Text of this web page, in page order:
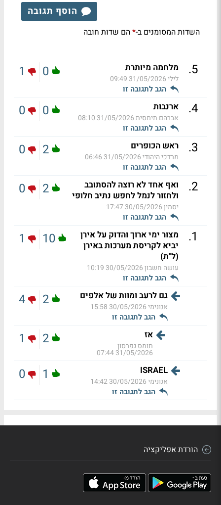
הוסף תגובה
השדות המסומנים ב-*הם שדות חובה
5
. מלחמה מיותרת
לילי31/05/2026 09:49
הגב לתגובה זו
0
1
4
. ארנבות
אברהם תימסית31/05/2026 08:10
הגב לתגובה זו
0
0
3
. ראש הכופרים
מרדכי היהודי31/05/2026 06:46
הגב לתגובה זו
2
0
2
.
ואף אחד לא רוצה להסתובב
ולחזור לנמל לחפש נתיב חלופי
יסמין30/05/2026 17:47
הגב לתגובה זו
2
0
1
.
מצור ימי ארוך והדוק על אירן
יביא לקריסת מערכות באירן
(ל"ת)
עושה חשבון30/05/2026 10:19
הגב לתגובה זו
10
1
גם לרעב ומוות של אלפים
אנונימי30/05/2026 15:58
הגב לתגובה זו
2
4
אז
תומס גפרסון
31/05/2026 07:44
2
1
ISRAEL
אנונימי30/05/2026 14:42
הגב לתגובה זו
1
0
הורדת אפליקציה